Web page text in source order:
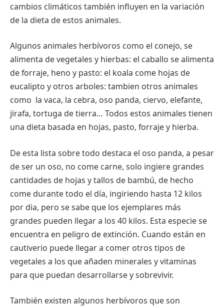
cambios climáticos también influyen en la variación
de la dieta de estos animales.
Algunos animales herbívoros como el conejo, se
alimenta de vegetales y hierbas: el caballo se alimenta
de forraje, heno y pasto: el koala come hojas de
eucalipto y otros arboles: tambien otros animales
como la vaca, la cebra, oso panda, ciervo, elefante,
jirafa, tortuga de tierra… Todos estos animales tienen
una dieta basada en hojas, pasto, forraje y hierba.
De esta lista sobre todo destaca el oso panda, a pesar
de ser un oso, no come carne, solo ingiere grandes
cantidades de hojas y tallos de bambú, de hecho
come durante todo el día, ingiriendo hasta 12 kilos
por dia, pero se sabe que los ejemplares más
grandes pueden llegar a los 40 kilos. Esta especie se
encuentra en peligro de extinción. Cuando están en
cautiverio puede llegar a comer otros tipos de
vegetales a los que añaden minerales y vitaminas
para que puedan desarrollarse y sobrevivir.
También existen algunos herbívoros que son